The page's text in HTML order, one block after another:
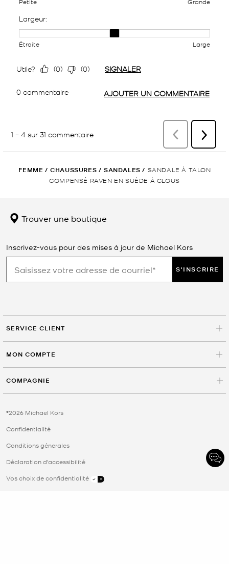
FEMME / CHAUSSURES / SANDALES / SANDALE À TALON
COMPENSÉ RAVEN EN SUÈDE À CLOUS
Trouver une boutique
Inscrivez-vous pour des mises à jour de Michael Kors
S'INSCRIRE
SERVICE CLIENT
MON COMPTE
COMPAGNIE
©2026 Michael Kors
Confidentialité
Conditions génerales
Déclaration d'accessibilité
Vos choix de confidentialité